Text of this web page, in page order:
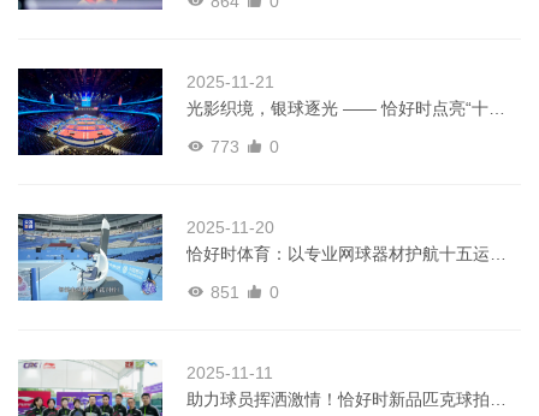
2025-11-21
光影织境，银球逐光 —— 恰好时点亮“十五
773 0
2025-11-20
恰好时体育：以专业网球器材护航十五运，
851 0
2025-11-11
助力球员挥洒激情！恰好时新品匹克球拍亮